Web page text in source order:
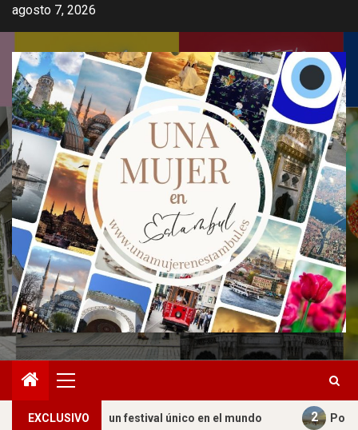
Saltar
agosto 7, 2026
Menú
principal
EXCLUSIVO
único en el mundo 2 Por qué Türkiye se ha